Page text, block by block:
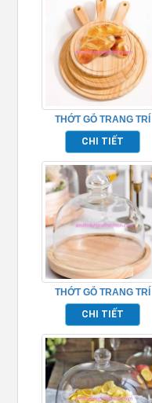
THỚT GỖ TRANG TRÍ
THỨC ĂN HÌNH TRÒN –
TPHM0212
CHI TIẾT
THỚT GỖ TRANG TRÍ
THỨC ĂN – TPHM0230
CHI TIẾT